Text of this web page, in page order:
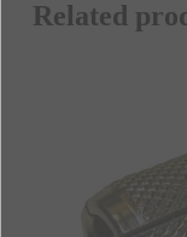
Related